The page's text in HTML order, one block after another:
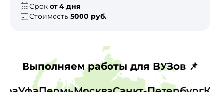
Срок от 4 дня
Стоимость 5000 руб.
Выполняем работы для ВУЗов 📌